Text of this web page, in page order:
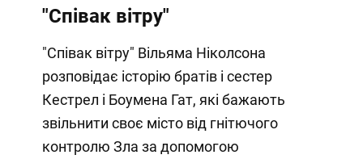
"Співак вітру"
"Співак вітру" Вільяма Ніколсона
розповідає історію братів і сестер
Кестрел і Боумена Гат, які бажають
звільнити своє місто від гнітючого
контролю Зла за допомогою